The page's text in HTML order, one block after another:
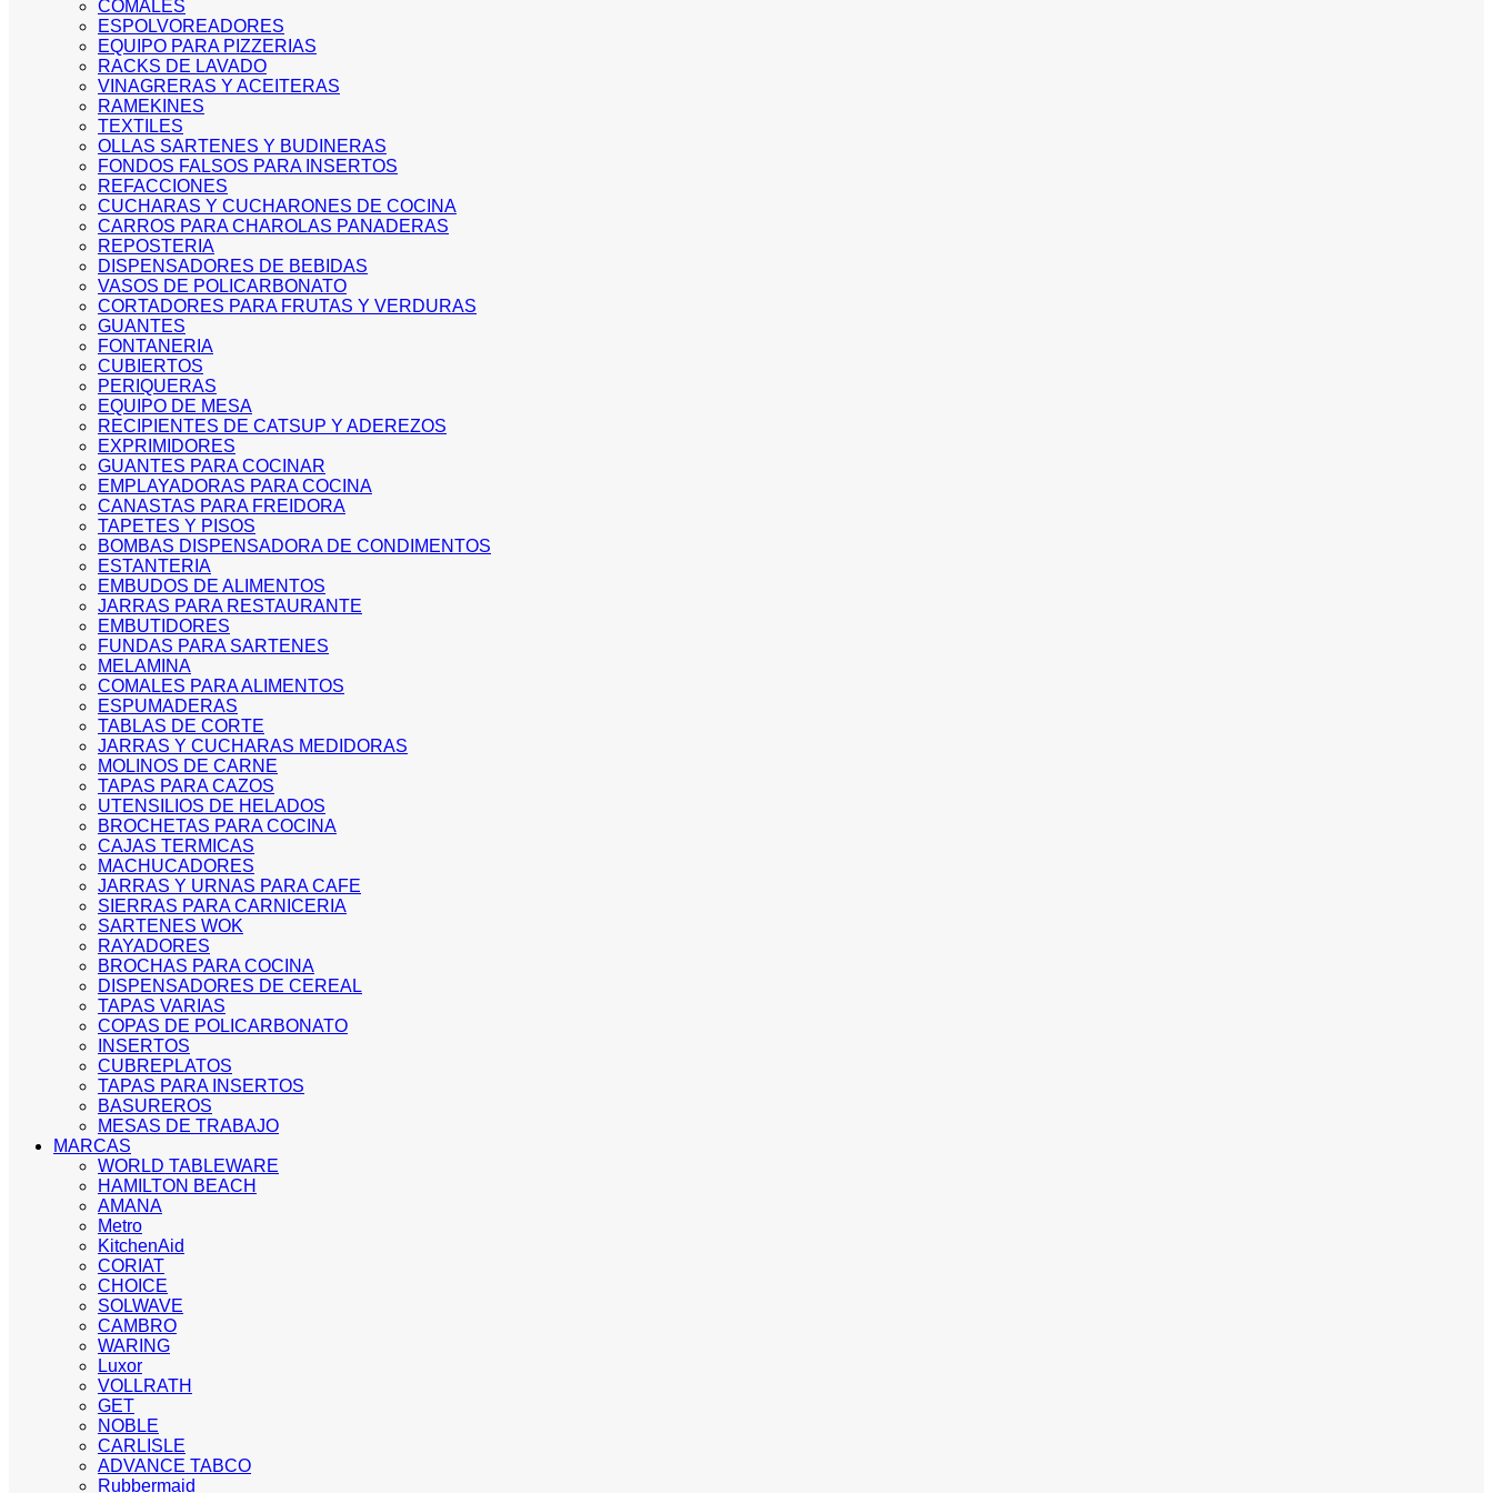
COMALES
ESPOLVOREADORES
EQUIPO PARA PIZZERIAS
RACKS DE LAVADO
VINAGRERAS Y ACEITERAS
RAMEKINES
TEXTILES
OLLAS SARTENES Y BUDINERAS
FONDOS FALSOS PARA INSERTOS
REFACCIONES
CUCHARAS Y CUCHARONES DE COCINA
CARROS PARA CHAROLAS PANADERAS
REPOSTERIA
DISPENSADORES DE BEBIDAS
VASOS DE POLICARBONATO
CORTADORES PARA FRUTAS Y VERDURAS
GUANTES
FONTANERIA
CUBIERTOS
PERIQUERAS
EQUIPO DE MESA
RECIPIENTES DE CATSUP Y ADEREZOS
EXPRIMIDORES
GUANTES PARA COCINAR
EMPLAYADORAS PARA COCINA
CANASTAS PARA FREIDORA
TAPETES Y PISOS
BOMBAS DISPENSADORA DE CONDIMENTOS
ESTANTERIA
EMBUDOS DE ALIMENTOS
JARRAS PARA RESTAURANTE
EMBUTIDORES
FUNDAS PARA SARTENES
MELAMINA
COMALES PARA ALIMENTOS
ESPUMADERAS
TABLAS DE CORTE
JARRAS Y CUCHARAS MEDIDORAS
MOLINOS DE CARNE
TAPAS PARA CAZOS
UTENSILIOS DE HELADOS
BROCHETAS PARA COCINA
CAJAS TERMICAS
MACHUCADORES
JARRAS Y URNAS PARA CAFE
SIERRAS PARA CARNICERIA
SARTENES WOK
RAYADORES
BROCHAS PARA COCINA
DISPENSADORES DE CEREAL
TAPAS VARIAS
COPAS DE POLICARBONATO
INSERTOS
CUBREPLATOS
TAPAS PARA INSERTOS
BASUREROS
MESAS DE TRABAJO
MARCAS
WORLD TABLEWARE
HAMILTON BEACH
AMANA
Metro
KitchenAid
CORIAT
CHOICE
SOLWAVE
CAMBRO
WARING
Luxor
VOLLRATH
GET
NOBLE
CARLISLE
ADVANCE TABCO
Rubbermaid